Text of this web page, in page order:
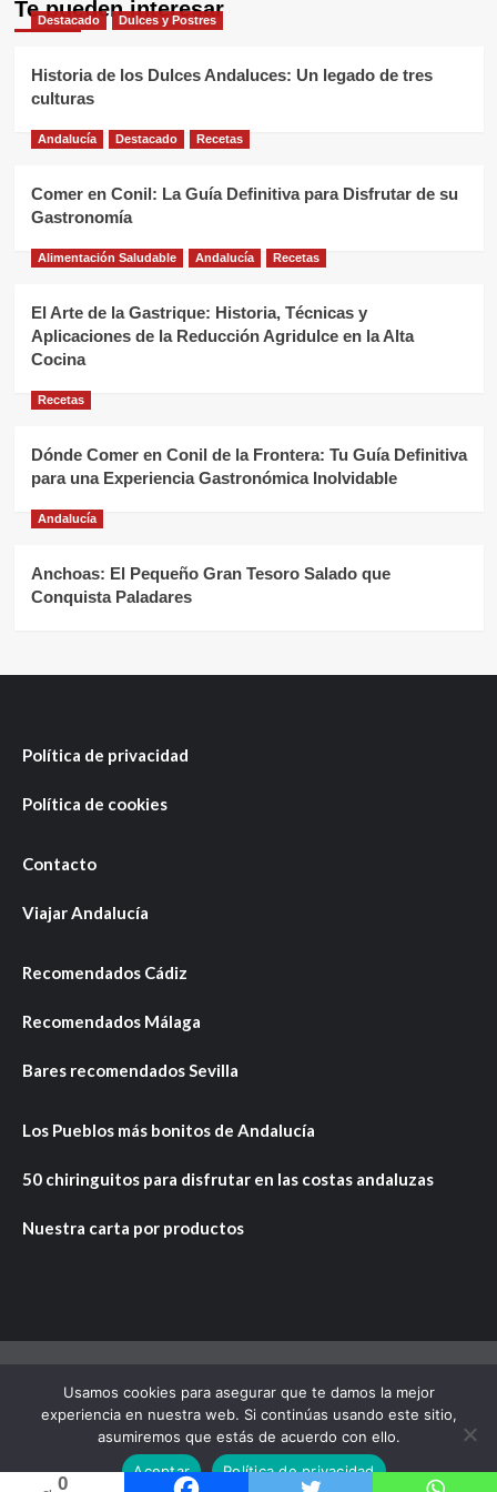
0
Te pueden interesar
Destacado Dulces y Postres
Historia de los Dulces Andaluces: Un legado de tres
culturas
Andalucía Destacado Recetas
Comer en Conil: La Guía Definitiva para Disfrutar de su
Gastronomía
Alimentación Saludable Andalucía Recetas
El Arte de la Gastrique: Historia, Técnicas y
Aplicaciones de la Reducción Agridulce en la Alta
Cocina
Recetas
Dónde Comer en Conil de la Frontera: Tu Guía Definitiva
para una Experiencia Gastronómica Inolvidable
Andalucía
Anchoas: El Pequeño Gran Tesoro Salado que
Conquista Paladares
Política de privacidad
Política de cookies
Contacto
Viajar Andalucía
Recomendados Cádiz
Recomendados Málaga
Bares recomendados Sevilla
Los Pueblos más bonitos de Andalucía
50 chiringuitos para disfrutar en las costas andaluzas
Nuestra carta por productos
Copyright © Todos los derechos reservados.|CoverNews
por AF themes.
Usamos cookies para asegurar que te damos la mejor
experiencia en nuestra web. Si continúas usando este sitio,
asumiremos que estás de acuerdo con ello.
Aceptar
Política de privacidad